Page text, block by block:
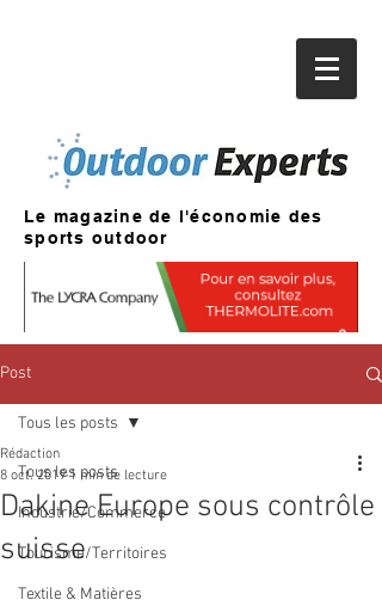
Le magazine de l'économie des
sports outdoor
Post
Tous les posts
Industrie/Commerce
Tourisme/Territoires
Textile & Matières
Tous les posts
Dakine Europe sous contrôle
suisse
Rédaction
8 oct. 2019 1 min de lecture